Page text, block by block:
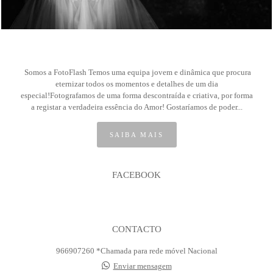
Somos a FotoFlash Temos uma equipa jovem e dinâmica que procura
eternizar todos os momentos e detalhes de um dia
especial!Fotografamos de uma forma descontraída e criativa, por forma
a registar a verdadeira essência do Amor! Gostaríamos de poder...
SAIBA MAIS
FACEBOOK
CONTACTO
966907260 *Chamada para rede móvel Nacional
Enviar mensagem